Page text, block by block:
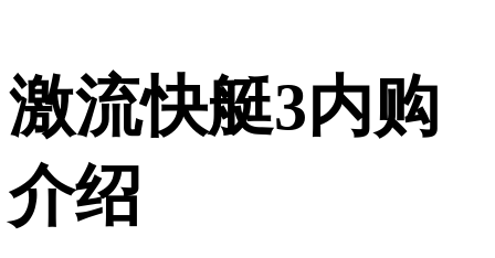
激流快艇3内购
介绍